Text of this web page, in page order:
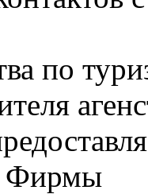
по
Фирмы